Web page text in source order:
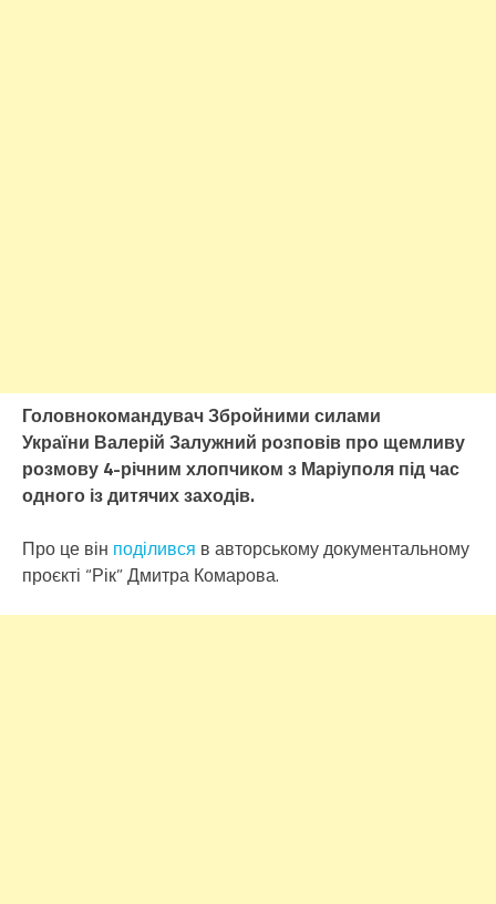
Головнокомандувач Збройними силами
України Валерій Залужний розповів про щемливу
розмову 4-річним хлопчиком з Маріуполя під час
одного із дитячих заходів.
Про це він поділився в авторському документальному
проєкті “Рік” Дмитра Комарова.